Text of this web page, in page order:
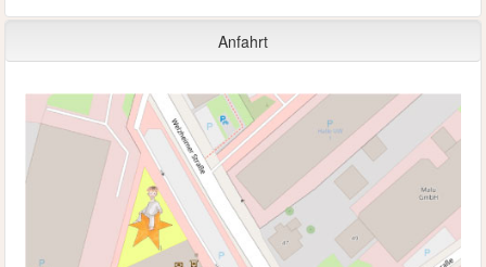
Anfahrt